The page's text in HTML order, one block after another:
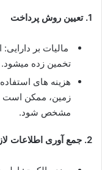
1. تعیین روش پرداخت
مالیات بر
تخمین زده میشود.
هزینه های
زمین، ممکن است
مشخص شود.
2. جمع آوری اطلاعات لازم